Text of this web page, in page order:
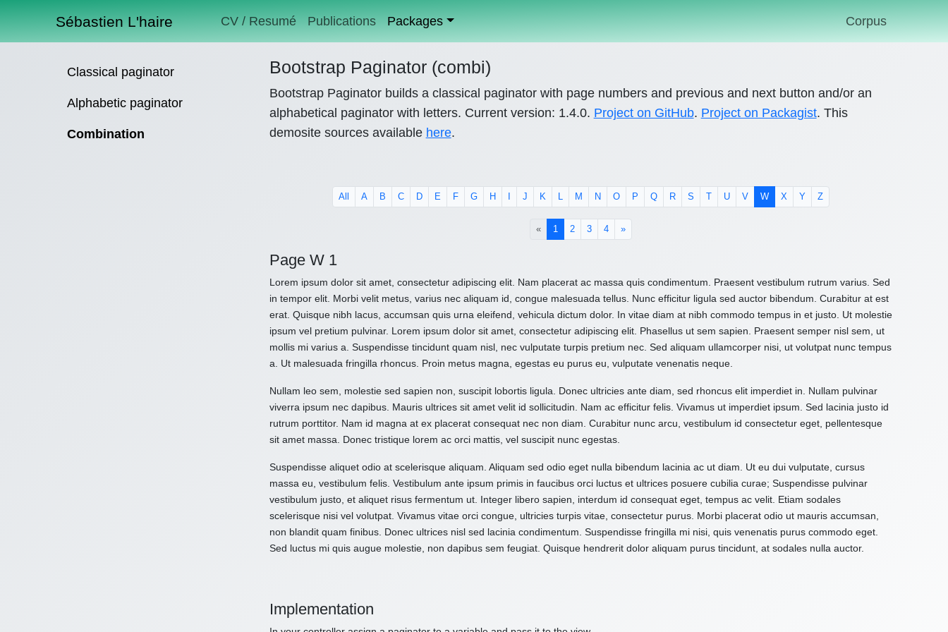
Sébastien L'haire CV / Resumé Publications Packages Corpus
Classical paginator
Alphabetic paginator
Combination
Bootstrap Paginator (combi)
Bootstrap Paginator builds a classical paginator with page numbers and previous and next button and/or an
alphabetical paginator with letters. Current version: 1.4.0. Project on GitHub. Project on Packagist. This
demosite sources available here.
All A B C D E F G H J K L M N O P Q R S U V W X Y Z
« 1 (current)
2 3 4 »
Page W 1
Lorem ipsum dolor sit amet, consectetur adipiscing elit. Nam placerat ac massa quis condimentum. Praesent vestibulum rutrum varius. Sed
in tempor elit. Morbi velit metus, varius nec aliquam id, congue malesuada tellus. Nunc efficitur ligula sed auctor bibendum. Curabitur at est
erat. Quisque nibh lacus, accumsan quis urna eleifend, vehicula dictum dolor. In vitae diam at nibh commodo tempus in et justo. Ut molestie
ipsum vel pretium pulvinar. Lorem ipsum dolor sit amet, consectetur adipiscing elit. Phasellus ut sem sapien. Praesent semper nisl sem, ut
mollis mi varius a. Suspendisse tincidunt quam nisl, nec vulputate turpis pretium nec. Sed aliquam ullamcorper nisi, ut volutpat nunc tempus
a. Ut malesuada fringilla rhoncus. Proin metus magna, egestas eu purus eu, vulputate venenatis neque.
Nullam leo sem, molestie sed sapien non, suscipit lobortis ligula. Donec ultricies ante diam, sed rhoncus elit imperdiet in. Nullam pulvinar
viverra ipsum nec dapibus. Mauris ultrices sit amet velit id sollicitudin. Nam ac efficitur felis. Vivamus ut imperdiet ipsum. Sed lacinia justo id
rutrum porttitor. Nam id magna at ex placerat consequat nec non diam. Curabitur nunc arcu, vestibulum id consectetur eget, pellentesque
sit amet massa. Donec tristique lorem ac orci mattis, vel suscipit nunc egestas.
Suspendisse aliquet odio at scelerisque aliquam. Aliquam sed odio eget nulla bibendum lacinia ac ut diam. Ut eu dui vulputate, cursus
massa eu, vestibulum felis. Vestibulum ante ipsum primis in faucibus orci luctus et ultrices posuere cubilia curae; Suspendisse pulvinar
vestibulum justo, et aliquet risus fermentum ut. Integer libero sapien, interdum id consequat eget, tempus ac velit. Etiam sodales
scelerisque nisi vel volutpat. Vivamus vitae orci congue, ultricies turpis vitae, consectetur purus. Morbi placerat odio ut mauris accumsan,
non blandit quam finibus. Donec ultrices nisl sed lacinia condimentum. Suspendisse fringilla mi nisi, quis venenatis purus commodo eget.
Sed luctus mi quis augue molestie, non dapibus sem feugiat. Quisque hendrerit dolor aliquam purus tincidunt, at sodales nulla auctor.
Implementation